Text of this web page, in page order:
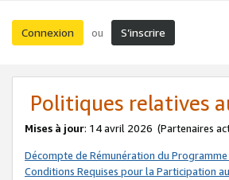
Connexion ou S’inscrire
Politiques relatives
Mises à jour: 14 avril 2026 (Partenaires
Décompte de Rémunération du
Conditions Requises pour la Participation